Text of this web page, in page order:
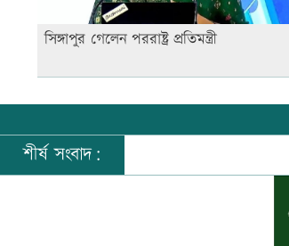
সিঙ্গাপুর গেলেন পররাষ্ট্র প্রতিমন্ত্রী
শীর্ষ সংবাদ: